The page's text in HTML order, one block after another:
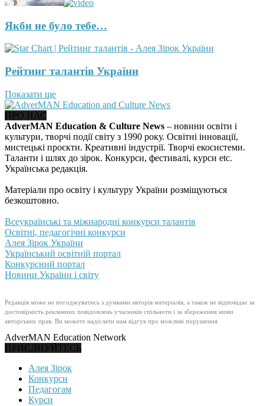
Якби не було тебе…
Рейтинг талантів України
Показати ще
ПРО НАС
AdverMAN Education & Culture News – новини освіти і
культури, творчі події світу з 1990 року. Освітні інновації,
мистецькі проєкти. Креативні індустрії. Творчі екосистеми.
Таланти і шлях до зірок. Конкурси, фестивалі, курси etc.
Українська редакція.
Матеріали про освіту і культуру України розміщуються
безкоштовно.
Всеукраїнські та міжнародні конкурси талантів
Освітні, педагогічні конкурси
Алея Зірок України
Український освітній портал
Конкурсний портал
Новини України і світу
Редакція може не погоджуватись з думками авторів матеріалів, а також не відповідає за
достовірність рекламних повідомлень учасників спільноти і за збереження ними
авторських прав. Ви можете надіслати нам відгук про можливі порушення.
AdverMAN Education Network
ПРИЄДНУЙТЕСЬ
Алея Зірок
Конкурси
Педагогам
Курси